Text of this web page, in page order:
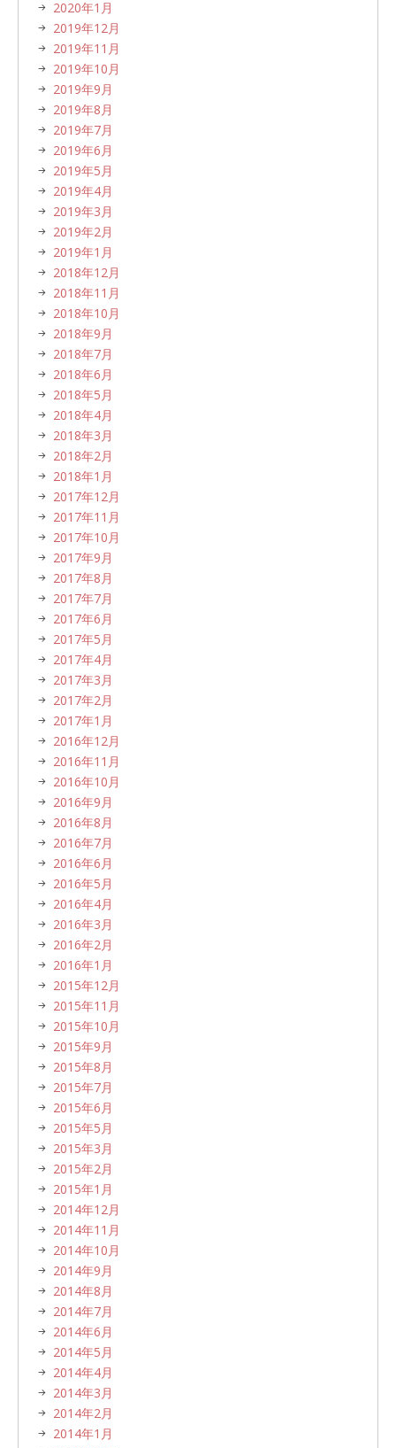
2020年1月
2019年12月
2019年11月
2019年10月
2019年9月
2019年8月
2019年7月
2019年6月
2019年5月
2019年4月
2019年3月
2019年2月
2019年1月
2018年12月
2018年11月
2018年10月
2018年9月
2018年7月
2018年6月
2018年5月
2018年4月
2018年3月
2018年2月
2018年1月
2017年12月
2017年11月
2017年10月
2017年9月
2017年8月
2017年7月
2017年6月
2017年5月
2017年4月
2017年3月
2017年2月
2017年1月
2016年12月
2016年11月
2016年10月
2016年9月
2016年8月
2016年7月
2016年6月
2016年5月
2016年4月
2016年3月
2016年2月
2016年1月
2015年12月
2015年11月
2015年10月
2015年9月
2015年8月
2015年7月
2015年6月
2015年5月
2015年3月
2015年2月
2015年1月
2014年12月
2014年11月
2014年10月
2014年9月
2014年8月
2014年7月
2014年6月
2014年5月
2014年4月
2014年3月
2014年2月
2014年1月